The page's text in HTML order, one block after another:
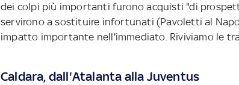
dei colpi più importanti furono acquisti "di
servirono a sostituire infortunati (Pavoletti al
impatto importante nell'immediato. Riviviamo le
Caldara, dall'Atalanta alla Juventus